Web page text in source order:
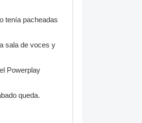
tenía pacheadas
sala de voces y
Powerplay
queda.